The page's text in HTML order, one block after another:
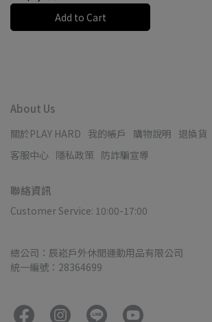
Add to Cart
About Us
關於PLAY HARD 我的帳戶 購物說明 退換貨
客服中心 隱私政策 防詐騙宣導
聯絡資訊
Customer Service: 10:00-17:00
總公司：辰崧戶外休閒運動用品有限公司
統一編號：28364699